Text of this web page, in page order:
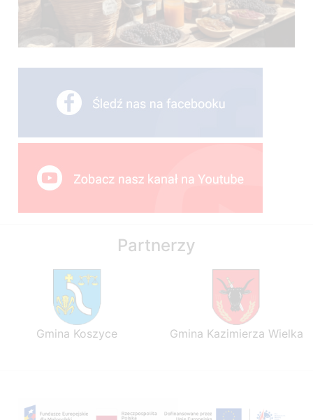
Partnerzy
Gmina Koszyce Gmina Kazimierza Wielka